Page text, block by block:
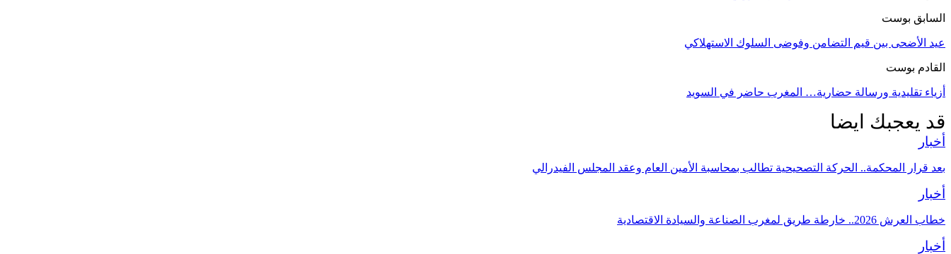
السابق بوست
عيد الأضحى بين قيم التضامن وفوضى السلوك الاستهلاكي
القادم بوست
أزياء تقليدية ورسالة حضارية… المغرب حاضر في السويد
قد يعجبك ايضا
أخبار
بعد قرار المحكمة.. الحركة التصحيحية تطالب بمحاسبة الأمين العام وعقد المجلس الفيدرالي
أخبار
خطاب العرش 2026.. خارطة طريق لمغرب الصناعة والسيادة الاقتصادية
أخبار